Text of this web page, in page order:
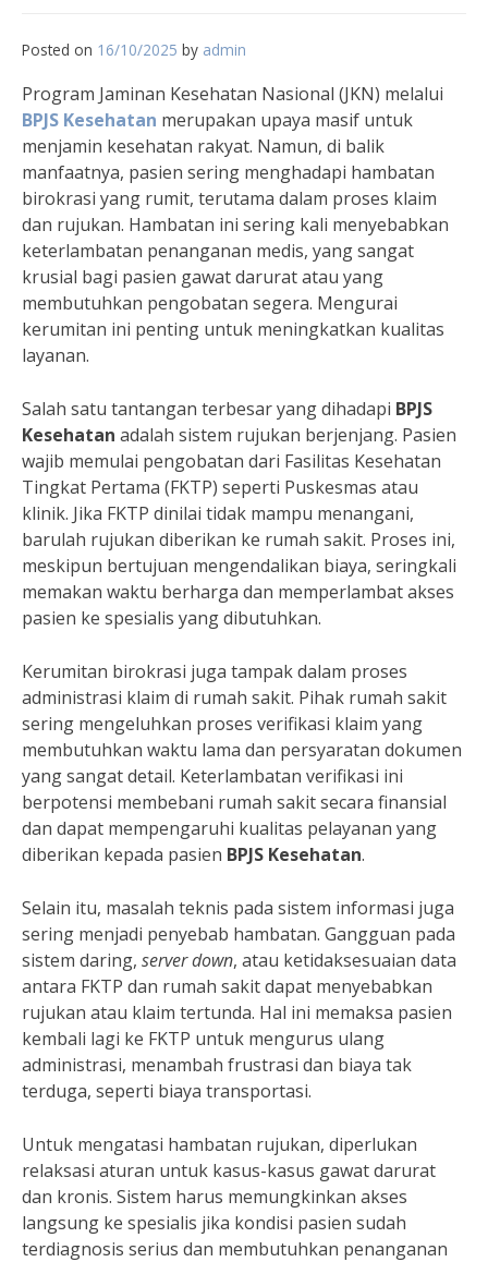
Posted on 16/10/2025 by admin
Program Jaminan Kesehatan Nasional (JKN) melalui
BPJS Kesehatan merupakan upaya masif untuk
menjamin kesehatan rakyat. Namun, di balik
manfaatnya, pasien sering menghadapi hambatan
birokrasi yang rumit, terutama dalam proses klaim
dan rujukan. Hambatan ini sering kali menyebabkan
keterlambatan penanganan medis, yang sangat
krusial bagi pasien gawat darurat atau yang
membutuhkan pengobatan segera. Mengurai
kerumitan ini penting untuk meningkatkan kualitas
layanan.
Salah satu tantangan terbesar yang dihadapi BPJS
Kesehatan adalah sistem rujukan berjenjang. Pasien
wajib memulai pengobatan dari Fasilitas Kesehatan
Tingkat Pertama (FKTP) seperti Puskesmas atau
klinik. Jika FKTP dinilai tidak mampu menangani,
barulah rujukan diberikan ke rumah sakit. Proses ini,
meskipun bertujuan mengendalikan biaya, seringkali
memakan waktu berharga dan memperlambat akses
pasien ke spesialis yang dibutuhkan.
Kerumitan birokrasi juga tampak dalam proses
administrasi klaim di rumah sakit. Pihak rumah sakit
sering mengeluhkan proses verifikasi klaim yang
membutuhkan waktu lama dan persyaratan dokumen
yang sangat detail. Keterlambatan verifikasi ini
berpotensi membebani rumah sakit secara finansial
dan dapat mempengaruhi kualitas pelayanan yang
diberikan kepada pasien BPJS Kesehatan.
Selain itu, masalah teknis pada sistem informasi juga
sering menjadi penyebab hambatan. Gangguan pada
sistem daring, server down, atau ketidaksesuaian data
antara FKTP dan rumah sakit dapat menyebabkan
rujukan atau klaim tertunda. Hal ini memaksa pasien
kembali lagi ke FKTP untuk mengurus ulang
administrasi, menambah frustrasi dan biaya tak
terduga, seperti biaya transportasi.
Untuk mengatasi hambatan rujukan, diperlukan
relaksasi aturan untuk kasus-kasus gawat darurat
dan kronis. Sistem harus memungkinkan akses
langsung ke spesialis jika kondisi pasien sudah
terdiagnosis serius dan membutuhkan penanganan